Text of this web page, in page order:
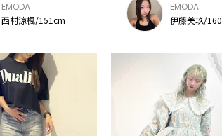
EMODA
西村涼楓/151cm
EMODA
伊藤美玖/